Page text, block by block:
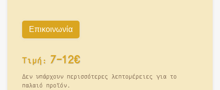
Επικοινωνία
Τιμή: 7-12€
Δεν υπάρχουν περισσότερες λεπτομέρειες για το
παλαιό προϊόν.